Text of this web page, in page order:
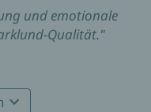
und emotionale
Qualität."